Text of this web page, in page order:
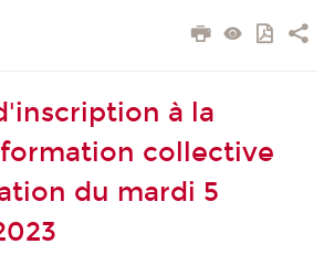
à la
collective
du mardi 5